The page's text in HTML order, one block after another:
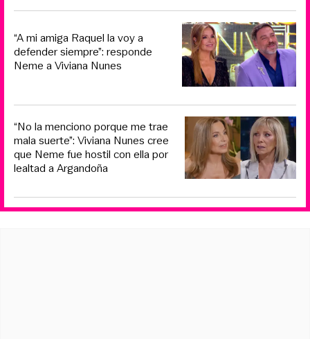
“A mi amiga Raquel la voy a
defender siempre”: responde
Neme a Viviana Nunes
“No la menciono porque me trae
mala suerte”: Viviana Nunes cree
que Neme fue hostil con ella por
lealtad a Argandoña